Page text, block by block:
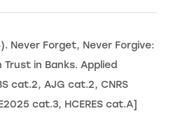
Never Forget, Never Forgive:
in Banks. Applied
cat.2, AJG cat.2, CNRS
cat.3, HCERES cat.A]